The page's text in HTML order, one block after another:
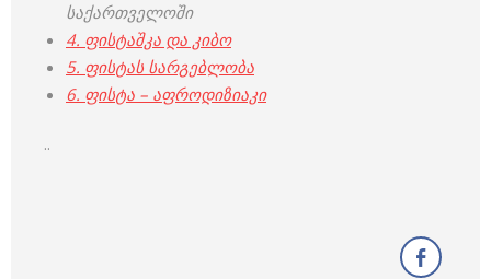
საქართველოში
4. ფისტაშკა და კიბო
5. ფისტას სარგებლობა
6. ფისტა – აფროდიზიაკი
..